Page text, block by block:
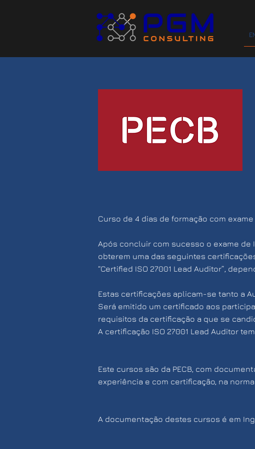
Curso de 4 dias de formação com
Após concluir com sucesso o exame de
obterem uma das seguintes certificações
“Certified ISO 27001 Lead Auditor”,
Estas certificações aplicam-se tanto a
Será emitido um certificado aos
requisitos da certificação a que se
A certificação ISO 27001 Lead Auditor
Este cursos são da PECB, com
experiência e com certificação, na
A documentação destes cursos é em